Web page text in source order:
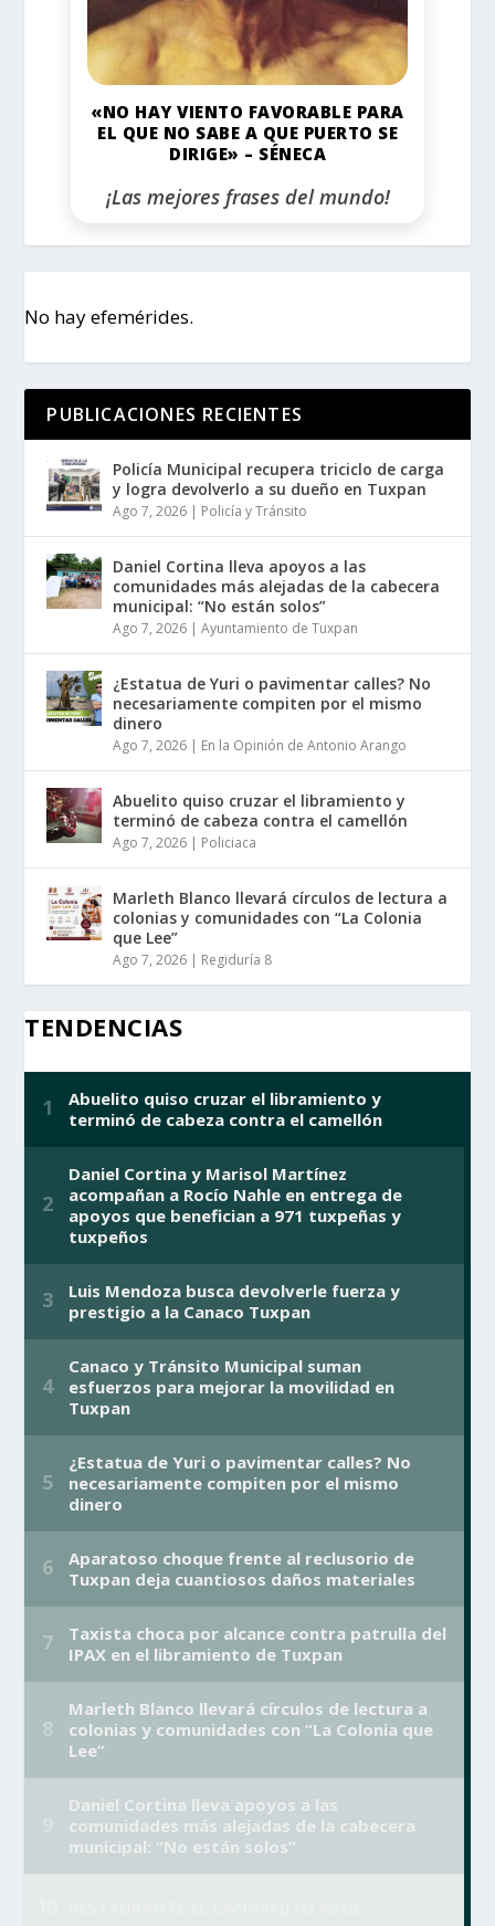
«NO HAY VIENTO FAVORABLE PARA
EL QUE NO SABE A QUE PUERTO SE
DIRIGE» – SÉNECA
¡Las mejores frases del mundo!
No hay efemérides.
PUBLICACIONES RECIENTES
Policía Municipal recupera triciclo de carga
y logra devolverlo a su dueño en Tuxpan
Ago 7, 2026 | Policía y Tránsito
Daniel Cortina lleva apoyos a las
comunidades más alejadas de la cabecera
municipal: “No están solos”
Ago 7, 2026 |Ayuntamiento de Tuxpan
¿Estatua de Yuri o pavimentar calles? No
necesariamente compiten por el mismo
dinero
Ago 7, 2026 | En la Opinión de Antonio Arango
Abuelito quiso cruzar el libramiento y
terminó de cabeza contra el camellón
Ago 7, 2026 | Policiaca
Marleth Blanco llevará círculos de lectura a
colonias y comunidades con “La Colonia
que Lee”
Ago 7, 2026 | Regiduría 8
TENDENCIAS